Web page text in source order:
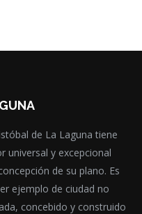
de La Laguna tiene
universal y excepcional
de su plano. Es
ejemplo de ciudad no
concebido y construido